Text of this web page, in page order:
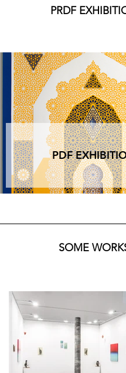
vasi in ceramica di Navid
religioni. Dai loro orli si solleva
incenso, che diffonde nello
rituale, amplificando la
meditativa del percorso. Accanto,
da Alberto Colliva sembrano
come in un gesto di
equilibrio tra terra e cielo.
Completa il percorso una
accoglie al centro un’opera in
Mohammed El Hajoui, una
come soglia e passaggio,
visibile e invisibile. Ai lati, i
Corradin raffigurano figure
Il progetto si propone come
condiviso, in cui ogni gesto
resistenza estetica e spirituale.
PRDF
PDF
SOME